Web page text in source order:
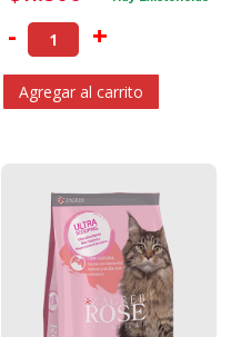
- +
Agregar al carrito